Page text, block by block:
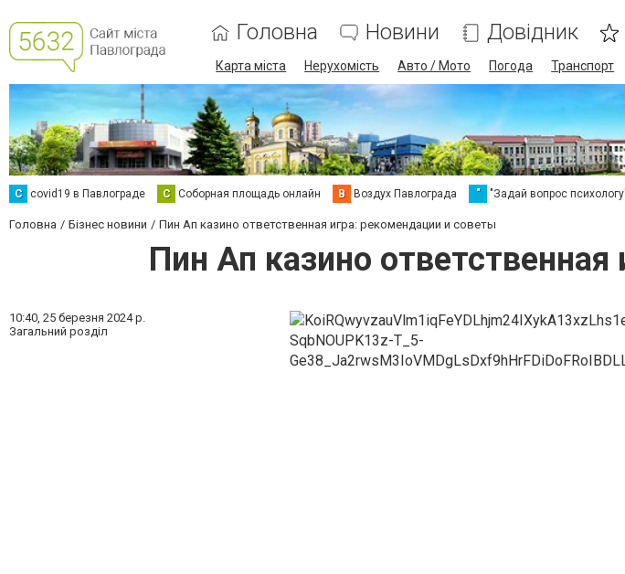
Головна Новини Довідник
Карта міста Нерухомість Авто / Мото Погода Транспорт
C covid19 в Павлограде С Соборная площадь онлайн В Воздух Павлограда " "Задай вопрос
Головна Бізнес новини Пин Ап казино ответственная игра: рекомендации и советы
Пин Ап казино
10:40, 25 березня 2024 р.
Загальний розділ